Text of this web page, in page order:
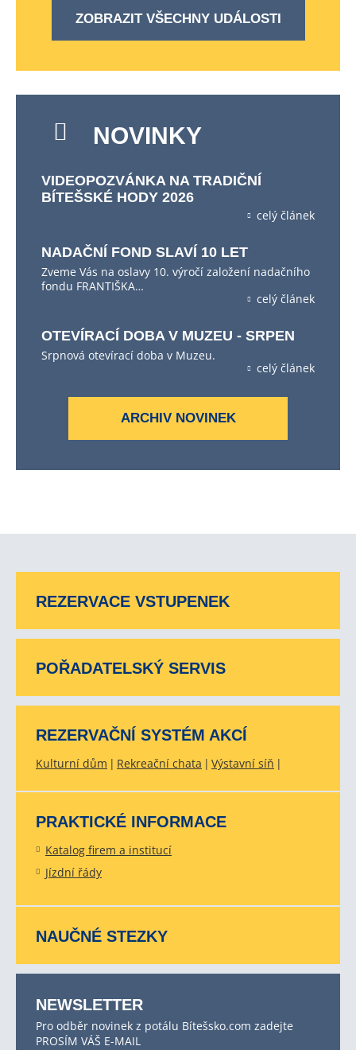
ZOBRAZIT VŠECHNY UDÁLOSTI
NOVINKY
VIDEOPOZVÁNKA NA TRADIČNÍ
BÍTEŠSKÉ HODY 2026
celý článek
NADAČNÍ FOND SLAVÍ 10 LET
Zveme Vás na oslavy 10. výročí založení nadačního
fondu FRANTIŠKA…
celý článek
OTEVÍRACÍ DOBA V MUZEU - SRPEN
Srpnová otevírací doba v Muzeu.
celý článek
ARCHIV NOVINEK
REZERVACE VSTUPENEK
POŘADATELSKÝ SERVIS
REZERVAČNÍ SYSTÉM AKCÍ
Kulturní dům Rekreační chata Výstavní síň
PRAKTICKÉ INFORMACE
Katalog firem a institucí
Jízdní řády
NAUČNÉ STEZKY
NEWSLETTER
Pro odběr novinek z potálu Bítešsko.com zadejte
PROSÍM VÁŠ E-MAIL